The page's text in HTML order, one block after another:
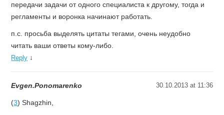
передачи задачи от одного специалиста к другому, тогда и
регламенты и воронка начинают работать.
п.с. просьба выделять цитаты тегами, очень неудобно
читать ваши ответы кому-либо.
Reply ↓
Evgen.Ponomarenko 30.10.2013 at 11:36
(3) Shagzhin,